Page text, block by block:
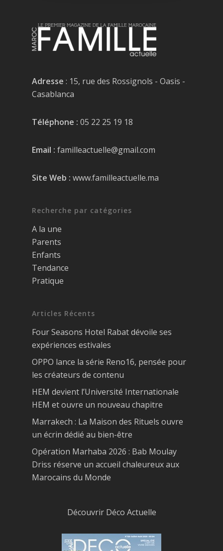
Adresse : 15, rue des Rossignols - Oasis -
Casablanca
Téléphone : 05 22 25 19 18
Email : familleactuelle@gmail.com
Site Web : www.familleactuelle.ma
Recherche par catégories
A la une
Parents
Enfants
Tendance
Pratique
Articles Récents
Four Seasons Hotel Rabat dévoile ses
expériences estivales
OPPO lance la série Reno16, pensée pour
les créateurs de contenu
HEM devient l’Université Internationale
HEM et ouvre un nouveau chapitre
Marrakech : La Maison des Rituels ouvre
un écrin dédié au bien-être
Opération Marhaba 2026 : Bab Moulay
Driss réserve un accueil chaleureux aux
Marocains du Monde
Découvrir Déco Actuelle